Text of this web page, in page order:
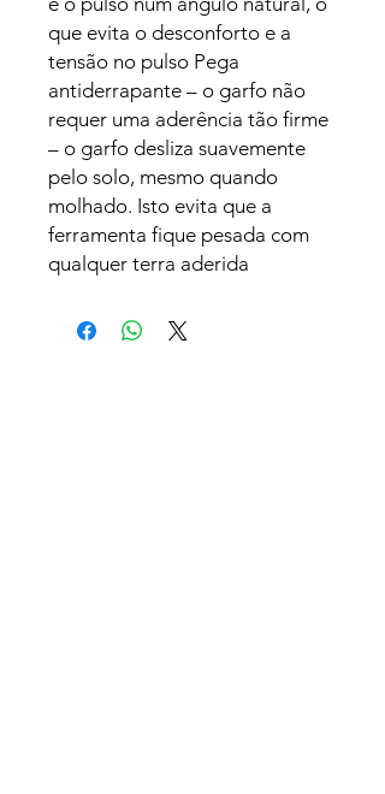
que evita o desconforto e a
tensão no pulso Pega
antiderrapante – o garfo não
requer uma aderência tão firme
– o garfo desliza suavemente
pelo solo, mesmo quando
molhado. Isto evita que a
ferramenta fique pesada com
qualquer terra aderida